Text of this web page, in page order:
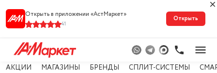
Открыть в приложении «АстМарке‪т‬»
41
Открыть
АКЦИИ МАГАЗИНЫ БРЕНДЫ СПЛИТ-СИСТЕМЫ